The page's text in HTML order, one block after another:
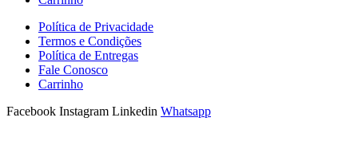
Política de Privacidade
Termos e Condições
Política de Entregas
Fale Conosco
Carrinho
Facebook Instagram Linkedin Whatsapp